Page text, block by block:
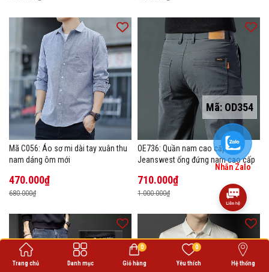
Mã: OD354
Mã C056: Áo sơ mi dài tay xuân thu
nam dáng ôm mới
470.000₫
680.000₫
OE736: Quần nam cao cấp
Jeanswest ống đứng nam cao cấp
710.000₫
1.000.000₫
Trang chủ Danh mục Giỏ hàng
0
Yêu thích
0
Hệ thống
Nhắn Zalo